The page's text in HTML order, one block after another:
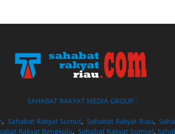
SAHABAT RAKYAT MEDIA GROUP :
, Sahabat Rakyat Sumut, Sahabat Rakyat Riau,
Rakyat Bengkulu,Sahabat Rakyat Sumsel,